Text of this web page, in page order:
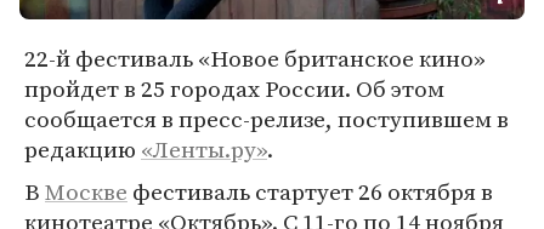
22-й фестиваль «Новое британское кино»
пройдет в 25 городах России. Об этом
сообщается в пресс-релизе, поступившем в
редакцию «Ленты.ру».
ВМоскве фестиваль стартует 26 октября в
кинотеатре «Октябрь». С 11-го по 14 ноября